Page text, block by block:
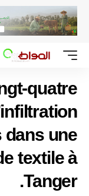
quatre
dans une
textile à
Tanger.